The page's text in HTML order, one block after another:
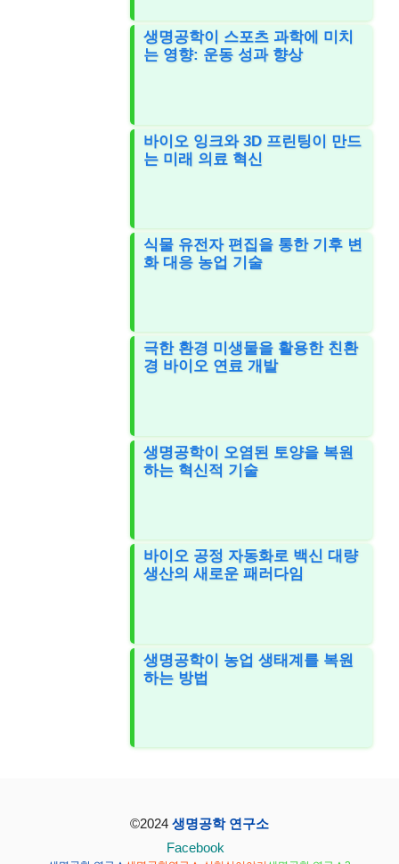
생명공학이 스포츠 과학에 미치
는 영향: 운동 성과 향상
바이오 잉크와 3D 프린팅이 만드
는 미래 의료 혁신
식물 유전자 편집을 통한 기후 변
화 대응 농업 기술
극한 환경 미생물을 활용한 친환
경 바이오 연료 개발
생명공학이 오염된 토양을 복원
하는 혁신적 기술
바이오 공정 자동화로 백신 대량
생산의 새로운 패러다임
생명공학이 농업 생태계를 복원
하는 방법
©2024 생명공학 연구소
Facebook